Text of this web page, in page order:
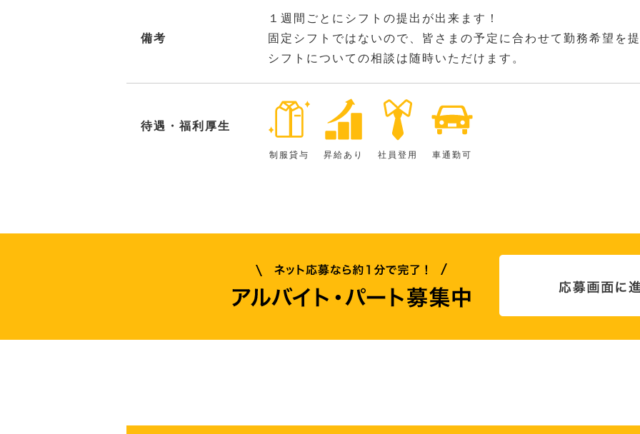
備考
１週間ごとにシフトの提出が出来ます！
固定シフトではないので、皆さまの予定に合わせて勤務希望を提
シフトについての相談は随時いただけます。
待遇・福利厚生
制服貸与 昇給あり 社員登用 車通勤可